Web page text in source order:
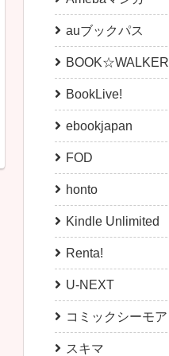
auブックパス
BOOK☆WALKER
BookLive!
ebookjapan
FOD
honto
Kindle Unlimited
Renta!
U-NEXT
コミックシーモア
スキマ